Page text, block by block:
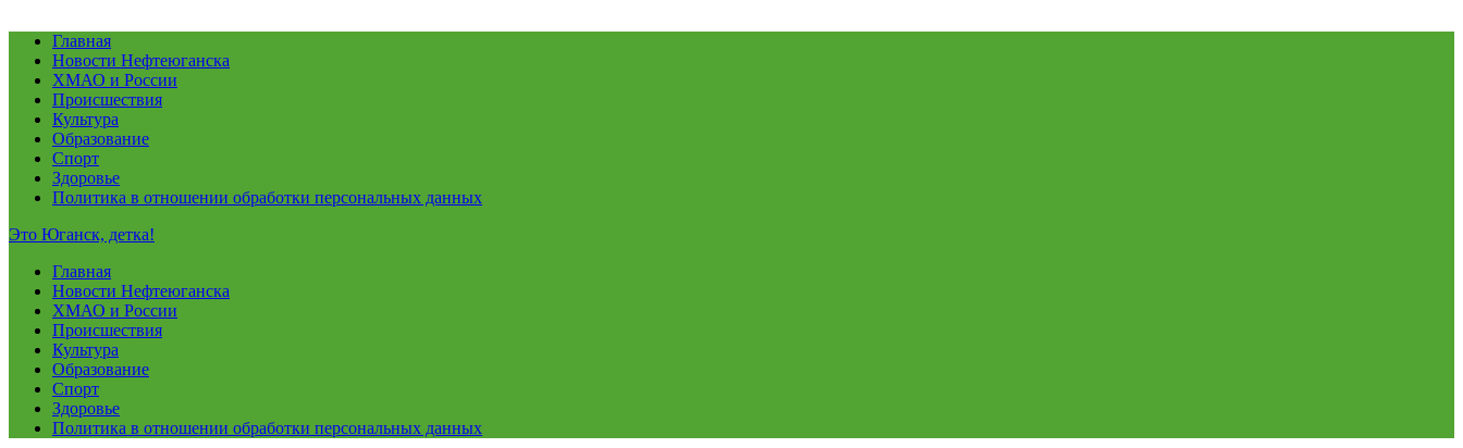
Главная
Новости Нефтеюганска
ХМАО и России
Происшествия
Культура
Образование
Спорт
Здоровье
Политика в отношении обработки персональных данных
Это Юганск, детка!
Главная
Новости Нефтеюганска
ХМАО и России
Происшествия
Культура
Образование
Спорт
Здоровье
Политика в отношении обработки персональных данных